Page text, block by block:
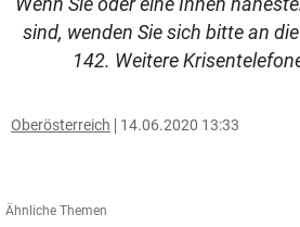
sind, wenden Sie sich bitte an
142. Weitere
Oberösterreich 14.06.2020 13:33
Ähnliche Themen